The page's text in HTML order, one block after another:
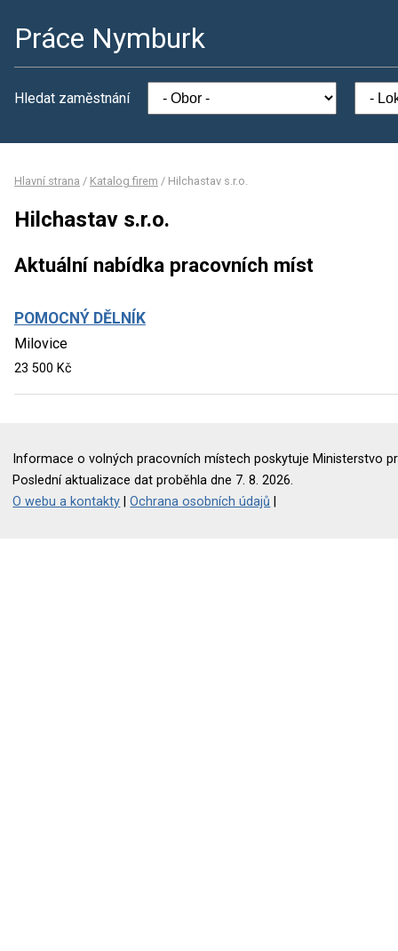
Práce Nymburk
Hledat zaměstnání
Hlavní strana / Katalog firem / Hilchastav s.r.o.
Hilchastav s.r.o.
Aktuální nabídka pracovních míst
POMOCNÝ DĚLNÍK
Milovice
23 500 Kč
Informace o volných pracovních místech poskytuje Ministerstvo
Poslední aktualizace dat proběhla dne 7. 8. 2026.
O webu a kontakty |Ochrana osobních údajů